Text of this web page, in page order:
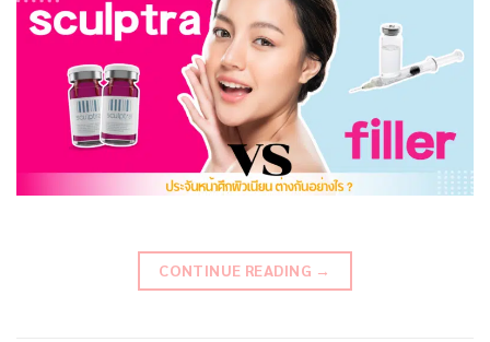
CONTINUE READING →